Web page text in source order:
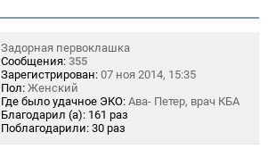
Задорная первоклашка
Сообщения: 355
Зарегистрирован: 07 ноя 2014, 15:35
Пол: Женский
Где было удачное ЭКО: Ава- Петер, врач КБА
Благодарил (а): 161 раз
Поблагодарили: 30 раз